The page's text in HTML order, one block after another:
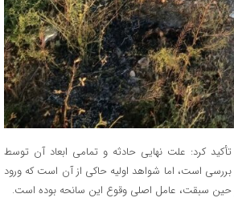
کرد: علت نهایی حادثه و تمامی ابعاد آن توسط
است، اما شواهد اولیه حاکی از آن است که ورود
حین سبقت، عامل اصلی وقوع این سانحه بوده است.